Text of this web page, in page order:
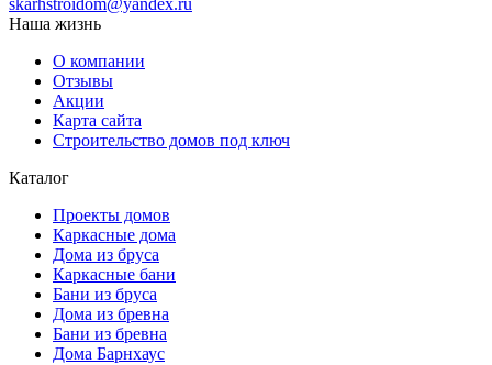
skarhstroidom@yandex.ru
Наша жизнь
О компании
Отзывы
Акции
Карта сайта
Строительство домов под ключ
Каталог
Проекты домов
Каркасные дома
Дома из бруса
Каркасные бани
Бани из бруса
Дома из бревна
Бани из бревна
Дома Барнхаус